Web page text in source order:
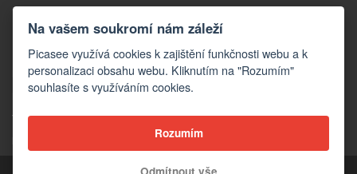
Reklamace
Kontakty
Kontaktní formulář
Velkoobchod
Na vašem soukromí nám záleží
Picasee využívá cookies k zajištění funkčnosti webu a k
personalizaci obsahu webu. Kliknutím na "Rozumím"
souhlasíte s využíváním cookies.
Rozumím